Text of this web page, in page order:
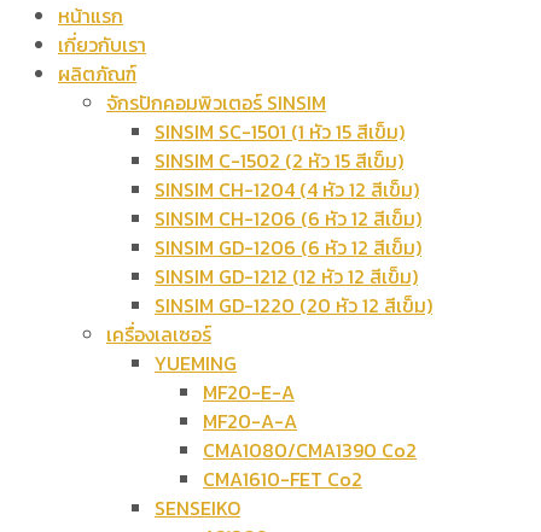
หน้าแรก
เกี่ยวกับเรา
ผลิตภัณฑ์
จักรปักคอมพิวเตอร์ SINSIM
SINSIM SC-1501 (1 หัว 15 สีเข็ม)
SINSIM C-1502 (2 หัว 15 สีเข็ม)
SINSIM CH-1204 (4 หัว 12 สีเข็ม)
SINSIM CH-1206 (6 หัว 12 สีเข็ม)
SINSIM GD-1206 (6 หัว 12 สีเข็ม)
SINSIM GD-1212 (12 หัว 12 สีเข็ม)
SINSIM GD-1220 (20 หัว 12 สีเข็ม)
เครื่องเลเซอร์
YUEMING
MF20-E-A
MF20-A-A
CMA1080/CMA1390 Co2
CMA1610-FET Co2
SENSEIKO